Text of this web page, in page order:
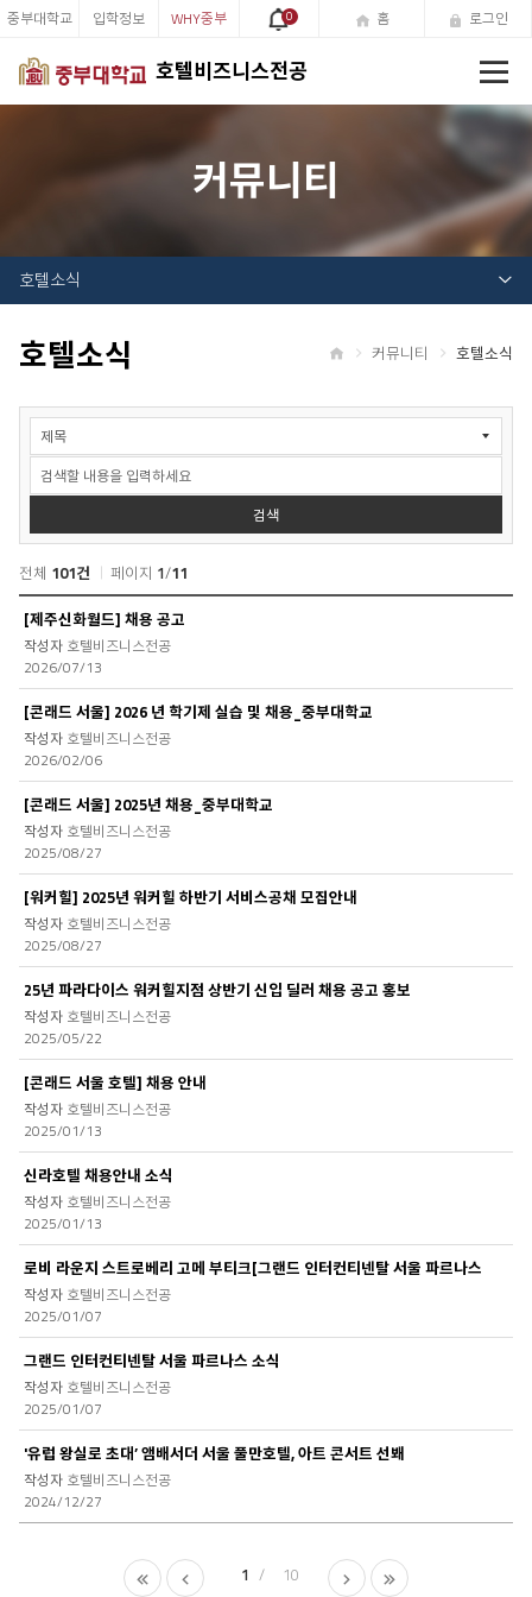
호텔비즈니스전공
뉴
중부대학교 입학정보 WHY중부 0 홈 로그인
커뮤니티
호텔소식
호텔소식 커뮤니티 호텔소식
자
시
검
검색
전체 101건 페이지 1/11
유
게
시
판
목
록
[제주신화월드] 채용 공고
호텔비즈니스전공
2026/07/13
[콘래드 서울] 2026 년 학기제 실습 및 채용_중부대학교
호텔비즈니스전공
2026/02/06
[콘래드 서울] 2025년 채용_중부대학교
호텔비즈니스전공
2025/08/27
[워커힐] 2025년 워커힐 하반기 서비스공채 모집안내
호텔비즈니스전공
2025/08/27
25년 파라다이스 워커힐지점 상반기 신입 딜러 채용 공고 홍보
호텔비즈니스전공
2025/05/22
[콘래드 서울 호텔] 채용 안내
호텔비즈니스전공
2025/01/13
신라호텔 채용안내 소식
호텔비즈니스전공
2025/01/13
로비 라운지 스트로베리 고메 부티크[그랜드 인터컨티넨탈 서울 파르나스
호텔비즈니스전공
2025/01/07
그랜드 인터컨티넨탈 서울 파르나스 소식
호텔비즈니스전공
2025/01/07
'유럽 왕실로 초대’ 앰배서더 서울 풀만호텔, 아트 콘서트 선봬
호텔비즈니스전공
2024/12/27
1 10